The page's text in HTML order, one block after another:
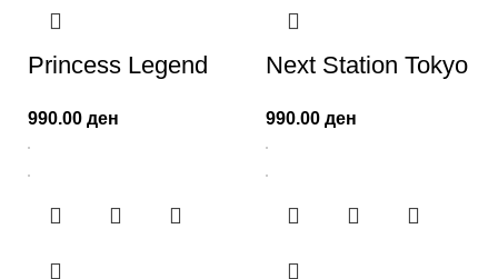
Princess Legend
990.00 ден
Next Station Tokyo
990.00 ден